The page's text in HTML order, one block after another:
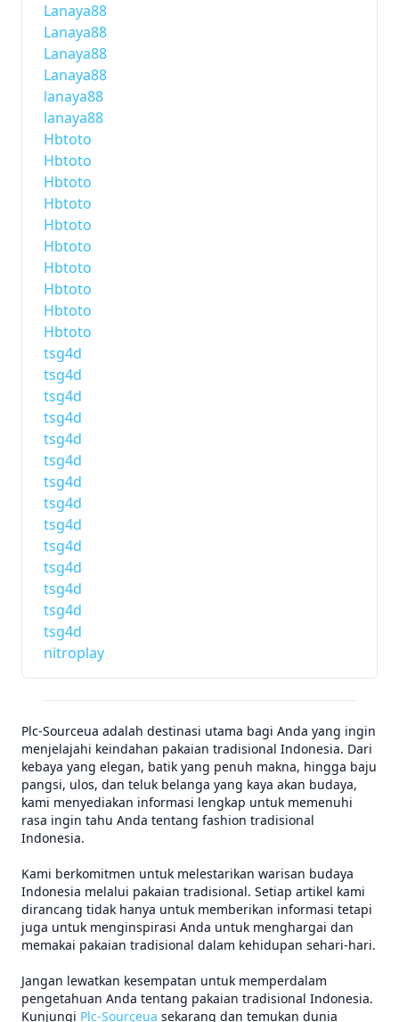
Lanaya88
Lanaya88
Lanaya88
Lanaya88
lanaya88
lanaya88
Hbtoto
Hbtoto
Hbtoto
Hbtoto
Hbtoto
Hbtoto
Hbtoto
Hbtoto
Hbtoto
Hbtoto
tsg4d
tsg4d
tsg4d
tsg4d
tsg4d
tsg4d
tsg4d
tsg4d
tsg4d
tsg4d
tsg4d
tsg4d
tsg4d
tsg4d
nitroplay
Plc-Sourceua adalah destinasi utama bagi Anda yang ingin
menjelajahi keindahan pakaian tradisional Indonesia. Dari
kebaya yang elegan, batik yang penuh makna, hingga baju
pangsi, ulos, dan teluk belanga yang kaya akan budaya,
kami menyediakan informasi lengkap untuk memenuhi
rasa ingin tahu Anda tentang fashion tradisional
Indonesia.
Kami berkomitmen untuk melestarikan warisan budaya
Indonesia melalui pakaian tradisional. Setiap artikel kami
dirancang tidak hanya untuk memberikan informasi tetapi
juga untuk menginspirasi Anda untuk menghargai dan
memakai pakaian tradisional dalam kehidupan sehari-hari.
Jangan lewatkan kesempatan untuk memperdalam
pengetahuan Anda tentang pakaian tradisional Indonesia.
Kunjungi Plc-Sourceua sekarang dan temukan dunia